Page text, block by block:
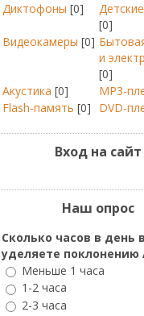
Диктофоны [0]
[0]
Видеокамеры [0]
и
[0]
Акустика [0] MP3-
Flash-память [0] DVD-
Вход на сайт
Наш опрос
Сколько часов в день
уделяете поклонению
Меньше 1 часа
1-2 часа
2-3 часа